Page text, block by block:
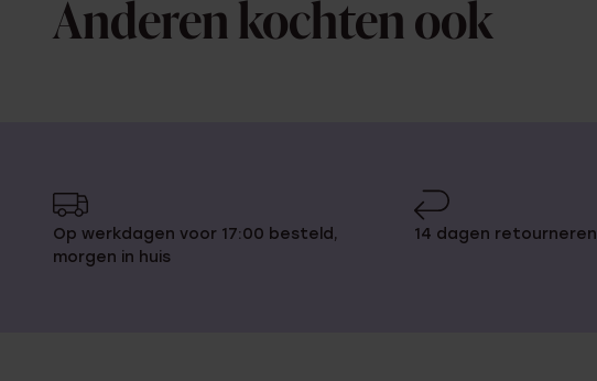
Anderen kochten ook
Op werkdagen voor 17:00 besteld,
morgen in huis
14 dagen retourneren